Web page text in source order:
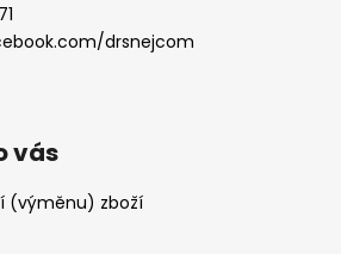
drsnejcom
vás
(výměnu) zboží